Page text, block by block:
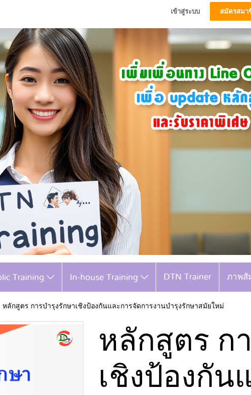
เข้าสู่ระบบ สมัครสมา
Training In-house Training DTN Trainer ภาพสั
หลักสูตร การบำรุงรักษาเชิงป้องกันและการจัดการงานบำรุงรักษาสมัยใหม่
หลักสูตร ก
เชิงป้องกัน